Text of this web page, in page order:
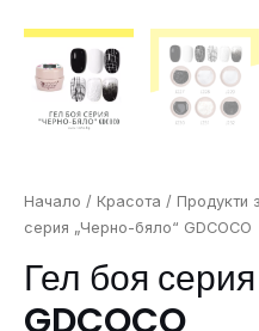
Начало / Красота / Продукти
серия „Черно-бяло“ GDCOCO
Гел боя